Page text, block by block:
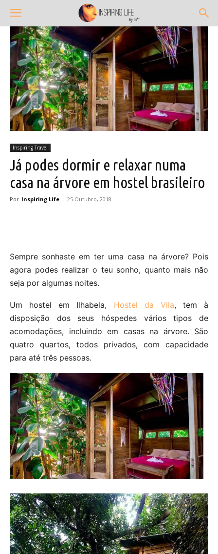
Inspiring Travel
Já podes dormir e relaxar numa
casa na árvore em hostel brasileiro
Por Inspiring Life - 25 Outubro, 2018
Sempre sonhaste em ter uma casa na árvore? Pois
agora podes realizar o teu sonho, quanto mais não
seja por algumas noites.
Um hostel em Ilhabela, Hostel da Vila, tem à
disposição dos seus hóspedes vários tipos de
acomodações, incluindo em casas na árvore. São
quatro quartos, todos privados, com capacidade
para até três pessoas.